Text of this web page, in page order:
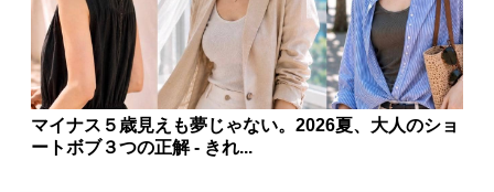
マイナス５歳見えも夢じゃない。2026夏、大人のショ
ートボブ３つの正解 - きれ...